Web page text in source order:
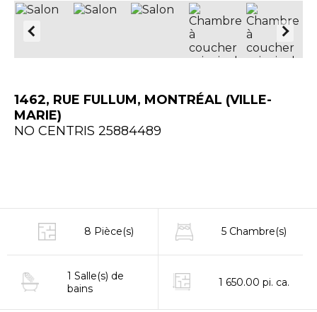
1462, RUE FULLUM, MONTRÉAL (VILLE-
MARIE)
NO CENTRIS 25884489
8 Pièce(s) 5 Chambre(s)
1 Salle(s) de
bains
1 650.00 pi. ca.